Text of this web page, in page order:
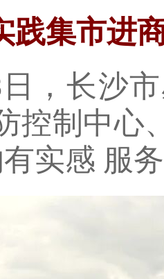
践集市进
日，长沙
控制中心
有实感 服